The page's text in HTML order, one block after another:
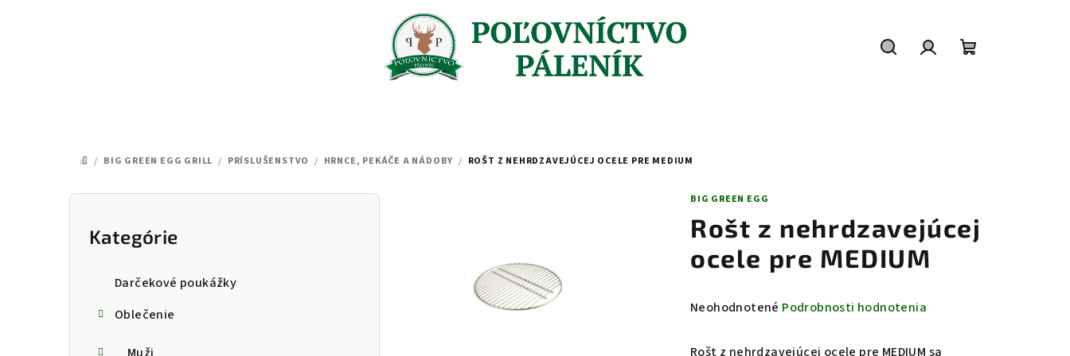
DOMOV
/ BIG GREEN EGG GRILL / PRÍSLUŠENSTVO / HRNCE, PEKÁČE A NÁDOBY / ROŠT Z NEHRDZAVEJÚCEJ OCELE PRE MEDIUM
Preskočiť
kategórie
Kategórie
Darčekové poukážky
Oblečenie
BIG GREEN EGG
Rošt z nehrdzavejúcej
ocele pre MEDIUM
Priemerné
produktu
Neohodnotené Podrobnosti hodnotenia
Rošt z nehrdzavejúcej ocele pre MEDIUM sa